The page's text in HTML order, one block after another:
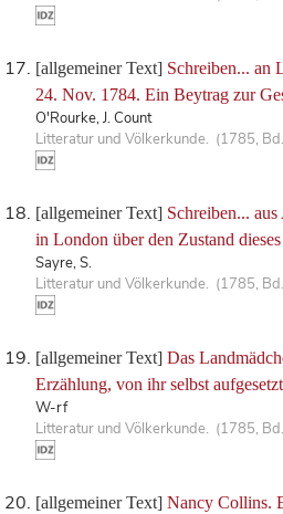
[allgemeiner Text] Schreiben... an
24. Nov. 1784. Ein Beytrag zur
O'Rourke, J. Count
Litteratur und Völkerkunde. (1785,
[allgemeiner Text] Schreiben...
in London über den Zustand dieses
Sayre, S.
Litteratur und Völkerkunde. (1785,
[allgemeiner Text] Das
Erzählung, von ihr selbst
W-rf
Litteratur und Völkerkunde. (1785,
[allgemeiner Text] Nancy Collins.